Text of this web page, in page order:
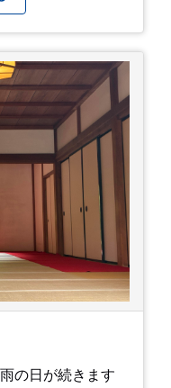
の日が続きます